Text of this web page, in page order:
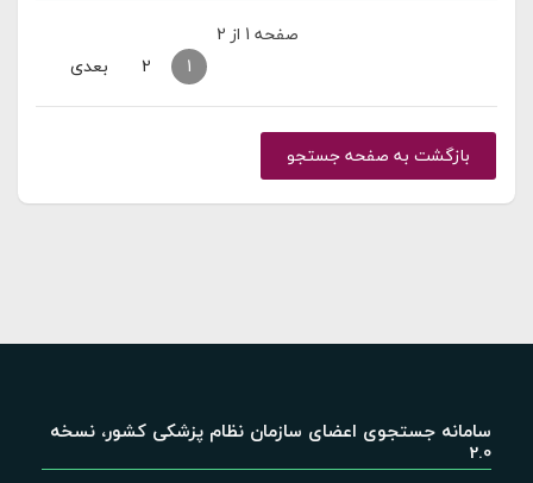
صفحه 1 از 2
1
2 بعدی
بازگشت به صفحه جستجو
سامانه جستجوی اعضای سازمان نظام پزشکی کشور، نسخه
2.0